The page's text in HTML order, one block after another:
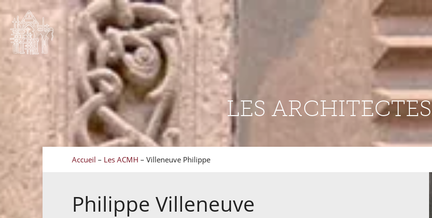
LES ARCHITECTES
Accueil – Les ACMH – Villeneuve Philippe
Philippe Villeneuve